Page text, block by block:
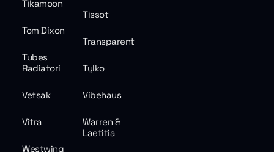
Tikamoon
Tissot
Tom Dixon
Transparent
Tubes
Radiatori
Tylko
Vetsak Vibehaus
Vitra
Warren &
Laetitia
Westwing